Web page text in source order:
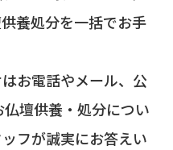
養処分を一括でお手
お電話やメール、公
壇供養・処分につい
フが誠実にお答えい